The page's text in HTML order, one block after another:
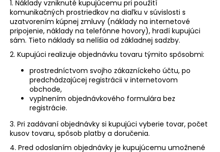
1. Náklady vzniknuté kupujúcemu pri použití
komunikačných prostriedkov na diaľku v súvislosti s
uzatvorením kúpnej zmluvy (náklady na internetové
pripojenie, náklady na telefónne hovory), hradí kupujúci
sám. Tieto náklady sa nelíšia od základnej sadzby.
2. Kupujúci realizuje objednávku tovaru týmito spôsobmi:
prostredníctvom svojho zákazníckeho účtu, po
predchádzajúcej registrácii v internetovom
obchode,
vyplnením objednávkového formulára bez
registrácie.
3. Pri zadávaní objednávky si kupujúci vyberie tovar, počet
kusov tovaru, spôsob platby a doručenia.
4. Pred odoslaním objednávky je kupujúcemu umožnené